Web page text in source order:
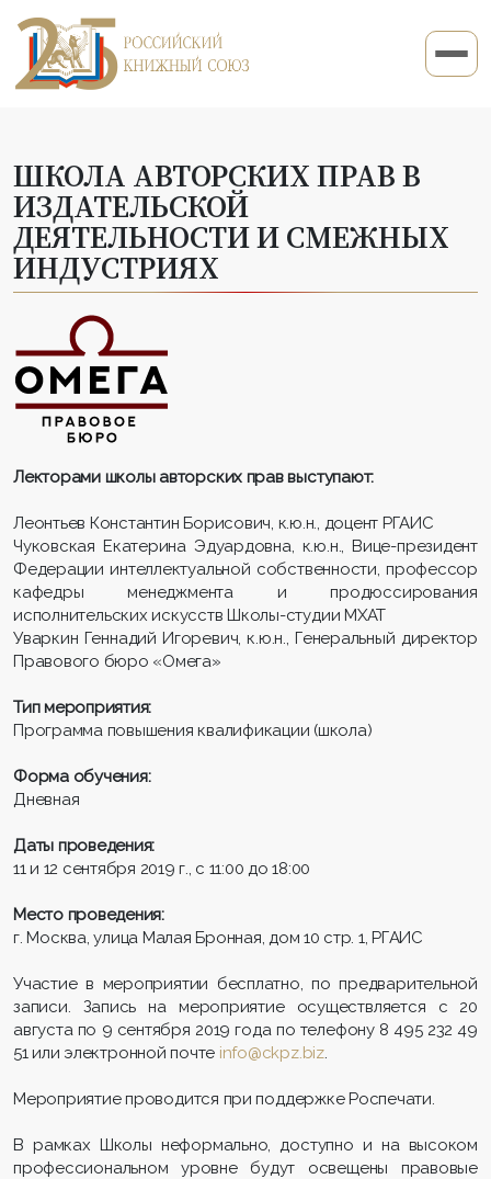
ШКОЛА АВТОРСКИХ ПРАВ В
ИЗДАТЕЛЬСКОЙ
ДЕЯТЕЛЬНОСТИ И СМЕЖНЫХ
ИНДУСТРИЯХ
Лекторами школы авторских прав выступают:
Леонтьев Константин Борисович, к.ю.н., доцент РГАИС
Чуковская Екатерина Эдуардовна, к.ю.н., Вице-президент
Федерации интеллектуальной собственности, профессор
кафедры менеджмента и продюcсирования
исполнительских искусств Школы-студии МХАТ
Уваркин Геннадий Игоревич, к.ю.н., Генеральный директор
Правового бюро «Омега»
Тип мероприятия:
Программа повышения квалификации (школа)
Форма обучения:
Дневная
Даты проведения:
11 и 12 сентября 2019 г., с 11:00 до 18:00
Место проведения:
г. Москва, улица Малая Бронная, дом 10 стр. 1, РГАИС
Участие в мероприятии бесплатно, по предварительной
записи. Запись на мероприятие осуществляется с 20
августа по 9 сентября 2019 года по телефону 8 495 232 49
51 или электронной почте info@ckpz.biz.
Мероприятие проводится при поддержке Роспечати.
В рамках Школы неформально, доступно и на высоком
профессиональном уровне будут освещены правовые